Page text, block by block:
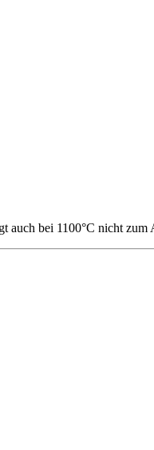
auch bei 1100°C nicht zum